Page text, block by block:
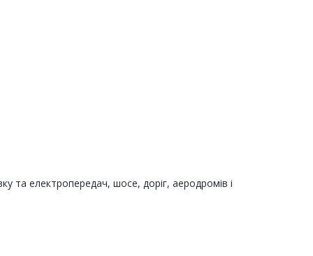
та електропередач, шосе, доріг, аеродромів і